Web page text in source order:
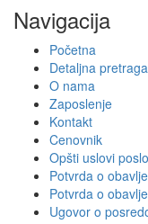
Navigacija
Početna
Detaljna pretraga
O nama
Zaposlenje
Kontakt
Cenovnik
Opšti uslovi
Potvrda o
Potvrda o
Ugovor o